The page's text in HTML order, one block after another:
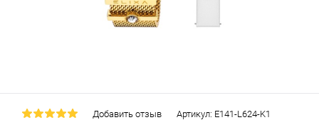
Добавить отзыв Артикул: E141-L624-K1